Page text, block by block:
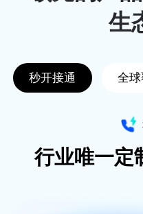
生
秒开接通 全
行业唯一定